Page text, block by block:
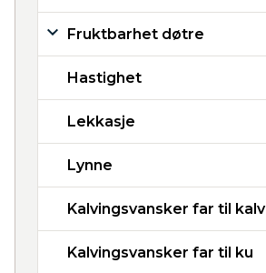
Fruktbarhet døtre
Hastighet
Lekkasje
Lynne
Kalvingsvansker far til kalv
Kalvingsvansker far til ku